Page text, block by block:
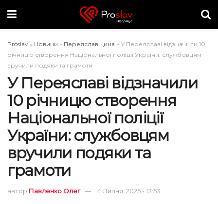
Proslav » Новини » Переяславщина » У Переяславі відзначили 10
річницю створення Національної поліції України: службовцям
вручили подяки та грамоти
У Переяславі відзначили
10 річницю створення
Національної поліції
України: службовцям
вручили подяки та
грамоти
автор Павленко Олег 4 Липня, 2025 - 13:53